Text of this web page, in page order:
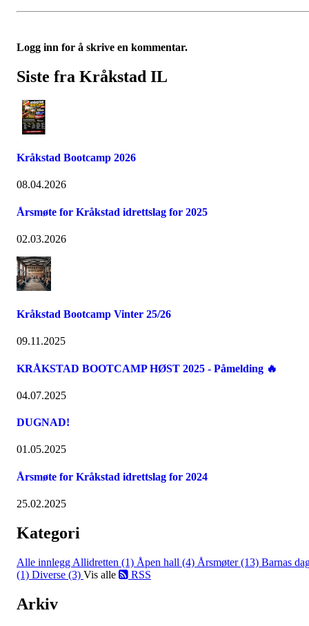
Logg inn for å skrive en kommentar.
Siste fra Kråkstad IL
Kråkstad Bootcamp 2026
08.04.2026
Årsmøte for Kråkstad idrettslag for 2025
02.03.2026
Kråkstad Bootcamp Vinter 25/26
09.11.2025
KRÅKSTAD BOOTCAMP HØST 2025 - Påmelding 🔥
04.07.2025
DUGNAD!
01.05.2025
Årsmøte for Kråkstad idrettslag for 2024
25.02.2025
Kategori
Alle innlegg Allidretten (1) Åpen hall (4) Årsmøter (13) Barnas
(1) Diverse (3) Vis alle RSS
Arkiv